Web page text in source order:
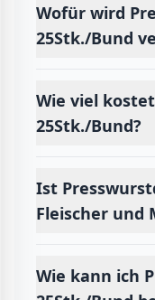
Wofür wird
25Stk./Bund
Wie viel
25Stk./Bund?
Ist
Fleischer und
Wie kann ich